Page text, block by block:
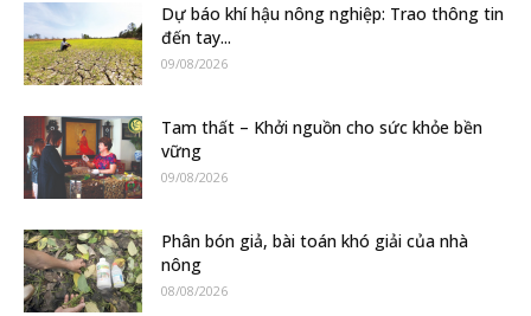
Dự báo khí hậu nông nghiệp: Trao thông tin
đến tay...
09/08/2026
Tam thất – Khởi nguồn cho sức khỏe bền
vững
09/08/2026
Phân bón giả, bài toán khó giải của nhà
nông
08/08/2026